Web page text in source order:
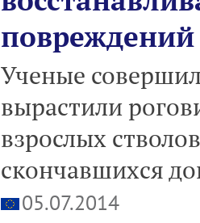
повреждений
Ученые
вырастили
взрослых
скончавшихся
05.07.2014